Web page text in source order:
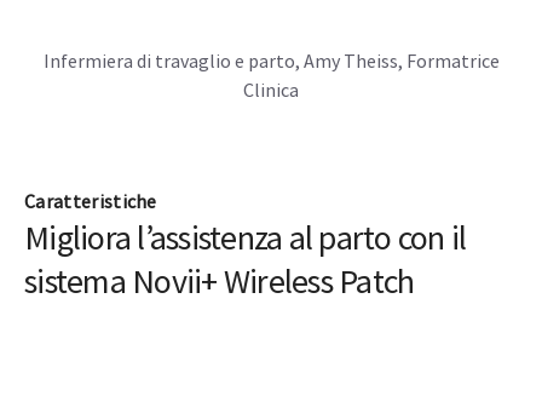
Infermiera di travaglio e parto, Amy Theiss, Formatrice
Clinica
Caratteristiche
Migliora l’assistenza al parto con il
sistema Novii+ Wireless Patch